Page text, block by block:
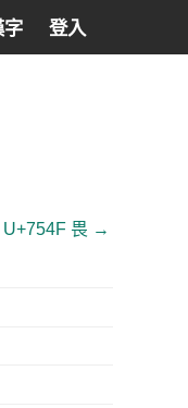
字 登入
U+754F 畏 →